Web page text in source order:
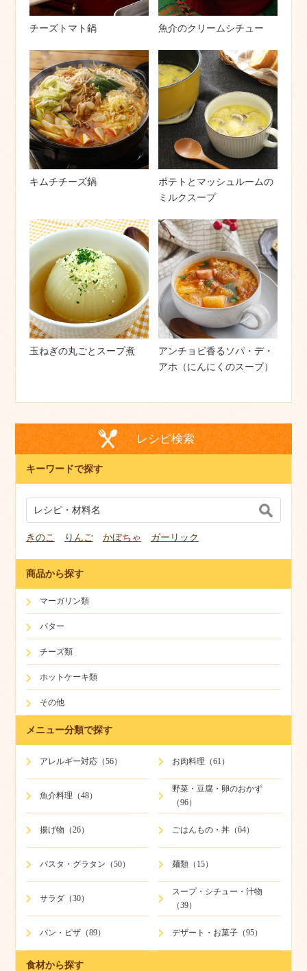
チーズトマト鍋 魚介のクリームシチュー
キムチチーズ鍋
ポテトとマッシュルームの
ミルクスープ
玉ねぎの丸ごとスープ煮
アンチョビ香るソパ・デ・
アホ（にんにくのスープ）
レシピ検索
キーワードで探す
きのこ りんご かぼちゃ ガーリック
商品から探す
マーガリン類
バター
チーズ類
ホットケーキ類
その他
メニュー分類で探す
アレルギー対応（56） お肉料理（61）
魚介料理（48）
野菜・豆腐・卵のおかず
（96）
揚げ物（26） ごはんもの・丼（64）
パスタ・グラタン（50） 麺類（15）
サラダ（30）
スープ・シチュー・汁物
（39）
パン・ピザ（89） デザート・お菓子（95）
食材から探す